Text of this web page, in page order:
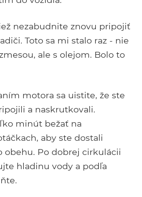
nezabudnite znovu pripojiť
Toto sa mi stalo raz - nie
ale s olejom. Bolo to
motora sa uistite, že ste
a naskrutkovali.
minút bežať na
aby ste dostali
obehu. Po dobrej cirkulácii
hladinu vody a podľa